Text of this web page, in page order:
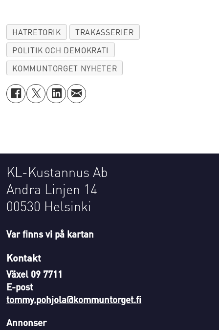
HATRETORIK
TRAKASSERIER
POLITIK OCH DEMOKRATI
KOMMUNTORGET NYHETER
KL-Kustannus Ab
Andra Linjen 14
00530 Helsinki
Var finns vi på kartan
Kontakt
Växel 09 7711
E-post
tommy.pohjola@kommuntorget.fi
Annonser